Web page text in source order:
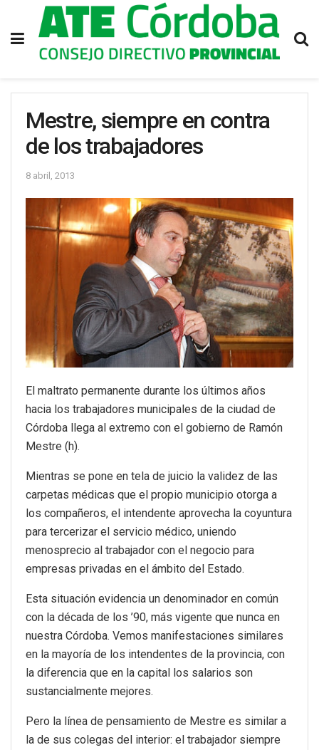
Mestre, siempre en contra
de los trabajadores
8 abril, 2013
El maltrato permanente durante los últimos años
hacia los trabajadores municipales de la ciudad de
Córdoba llega al extremo con el gobierno de Ramón
Mestre (h).
Mientras se pone en tela de juicio la validez de las
carpetas médicas que el propio municipio otorga a
los compañeros, el intendente aprovecha la coyuntura
para tercerizar el servicio médico, uniendo
menosprecio al trabajador con el negocio para
empresas privadas en el ámbito del Estado.
Esta situación evidencia un denominador en común
con la década de los ’90, más vigente que nunca en
nuestra Córdoba. Vemos manifestaciones similares
en la mayoría de los intendentes de la provincia, con
la diferencia que en la capital los salarios son
sustancialmente mejores.
Pero la línea de pensamiento de Mestre es similar a
la de sus colegas del interior: el trabajador siempre